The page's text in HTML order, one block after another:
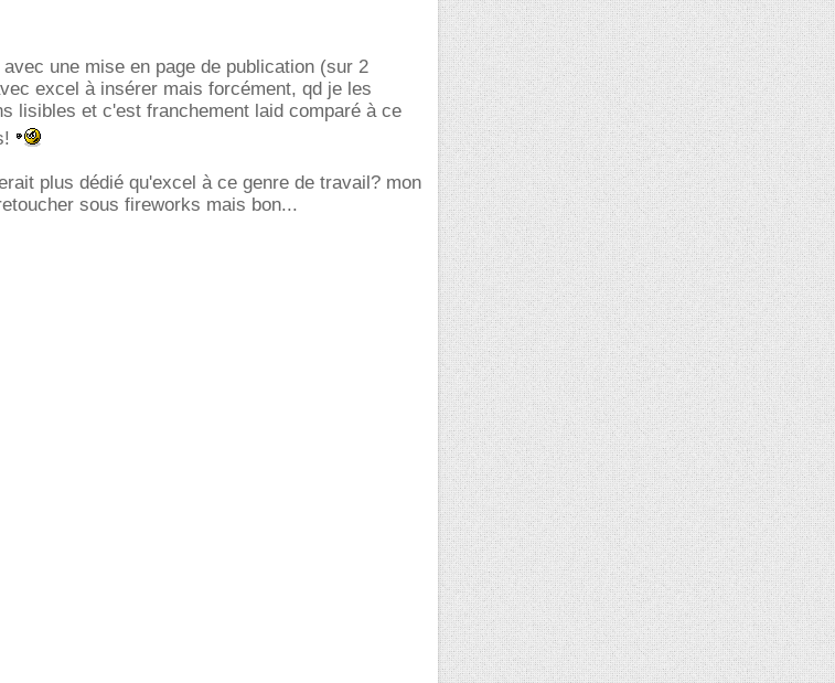
une mise en page de publication (sur 2
excel à insérer mais forcément, qd je les
lisibles et c'est franchement laid comparé à ce
plus dédié qu'excel à ce genre de travail? mon
sous fireworks mais bon...